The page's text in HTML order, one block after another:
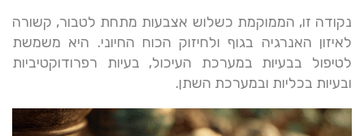
נקודה זו, הממוקמת כשלוש אצבעות מתחת לטבור, קשורה
לאיזון האנרגיה בגוף ולחיזוק הכוח החיוני. היא משמשת
לטיפול בבעיות במערכת העיכול, בעיות רפרודוקטיביות
ובעיות בכליות ובמערכת השתן.